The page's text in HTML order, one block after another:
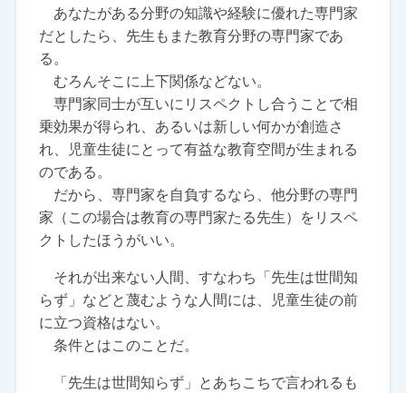
あなたがある分野の知識や経験に優れた専門家
だとしたら、先生もまた教育分野の専門家であ
る。
むろんそこに上下関係などない。
専門家同士が互いにリスペクトし合うことで相
乗効果が得られ、あるいは新しい何かが創造さ
れ、児童生徒にとって有益な教育空間が生まれる
のである。
だから、専門家を自負するなら、他分野の専門
家（この場合は教育の専門家たる先生）をリスペ
クトしたほうがいい。
それが出来ない人間、すなわち「先生は世間知
らず」などと蔑むような人間には、児童生徒の前
に立つ資格はない。
条件とはこのことだ。
「先生は世間知らず」とあちこちで言われるも